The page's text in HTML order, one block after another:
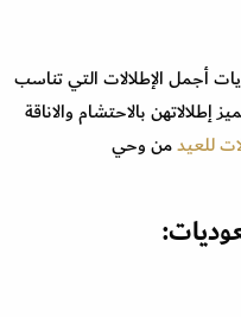
أجمل الإطلالات التي تناسب
بالاحتشام والاناقة
للعيدمن وحي